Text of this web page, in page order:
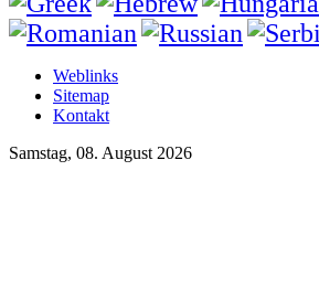
Weblinks
Sitemap
Kontakt
Samstag, 08. August 2026